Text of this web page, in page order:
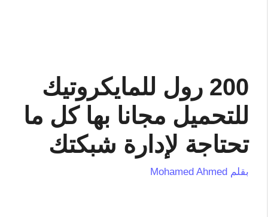
200 رول للمايكروتيك
للتحميل مجانا بها كل ما
تحتاجة لإدارة شبكتك
بقلم Mohamed Ahmed